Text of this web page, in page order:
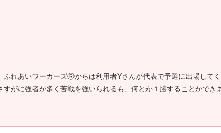
れあいワーカーズⓇからは利用者Yさんが代表で予選に出場して
がに強者が多く苦戦を強いられるも、何とか１勝することができ